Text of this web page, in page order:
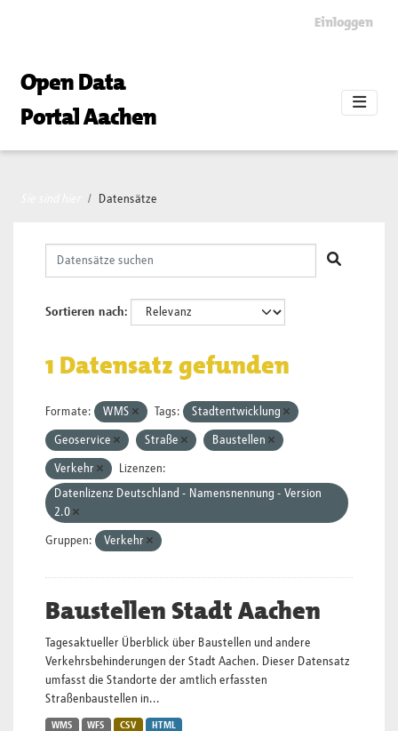
Einloggen
Open Data
Portal Aachen
Datensätze
Sortieren nach
1 Datensatz gefunden
Formate: WMS Tags: Stadtentwicklung
Geoservice Straße Baustellen
Verkehr
Lizenzen:
Datenlizenz Deutschland - Namensnennung - Version
2.0
Gruppen: Verkehr
Baustellen Stadt Aachen
Tagesaktueller Überblick über Baustellen und andere
Verkehrsbehinderungen der Stadt Aachen. Dieser Datensatz
umfasst die Standorte der amtlich erfassten
Straßenbaustellen in...
WMS WFS CSV HTML